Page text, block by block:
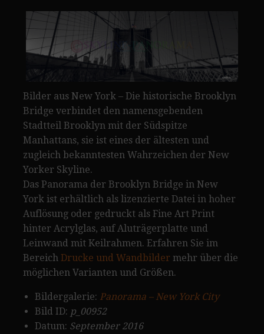
Bilder aus New York – Die historische Brooklyn
Bridge verbindet den namensgebenden
Stadtteil Brooklyn mit der Südspitze
Manhattans, sie ist eines der ältesten und
zugleich bekanntesten Wahrzeichen der New
Yorker Skyline.
Das Panorama der Brooklyn Bridge in New
York ist erhältlich als lizenzierte Datei in hoher
Auflösung oder gedruckt als Fine Art Print
hinter Acrylglas, auf Aluträgerplatte und
Leinwand mit Keilrahmen. Erfahren Sie im
Bereich Drucke und Wandbilder mehr über die
möglichen Varianten und Größen.
Bildergalerie: Panorama – New York City
Bild ID: p_00952
Datum: September 2016